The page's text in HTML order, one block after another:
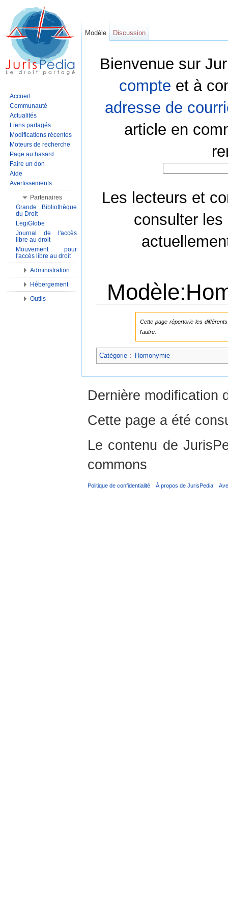
Bienvenue sur
compte et à
adresse de
article en
Les lecteurs et
consulter les
Cette page répertorie les
l'autre.
Catégorie : Homonymie
Modèle Discussion
Accueil
Communauté
Actualités
Liens partagés
Modifications récentes
Moteurs de recherche
Page au hasard
Faire un don
Aide
Avertissements
Partenaires
Grande Bibliothèque
du Droit
LegiGlobe
Journal de l'accès
libre au droit
Mouvement pour
l'accès libre au droit
Administration
Hébergement
Outils
Dernière modification
Cette page a été
Le contenu de
commons
Politique de confidentialité À propos de JurisPedia